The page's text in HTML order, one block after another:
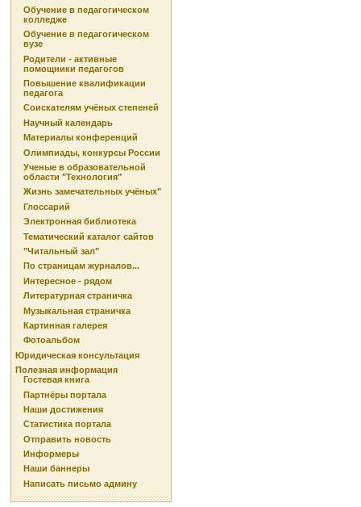
Обучение в педагогическом
колледже
Обучение в педагогическом
вузе
Родители - активные
помощники педагогов
Повышение квалификации
педагога
Соискателям учёных степеней
Научный календарь
Материалы конференций
Олимпиады, конкурсы России
Ученые в образовательной
области "Технология"
Жизнь замечательных учёных"
Глоссарий
Электронная библиотека
Тематический каталог сайтов
"Читальный зал"
По страницам журналов...
Интересное - рядом
Литературная страничка
Музыкальная страничка
Картинная галерея
Фотоальбом
Юридическая консультация
Полезная информация
Гостевая книга
Партнёры портала
Наши достижения
Статистика портала
Отправить новость
Информеры
Наши баннеры
Написать письмо админу